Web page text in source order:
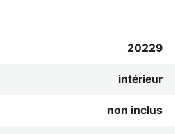
20229
intérieur
non inclus